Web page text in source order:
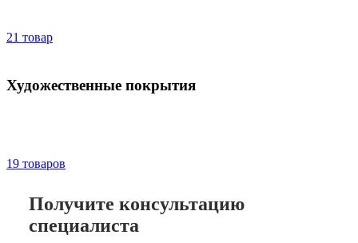
21 товар
Художественные покрытия
19 товаров
Получите консультацию
специалиста